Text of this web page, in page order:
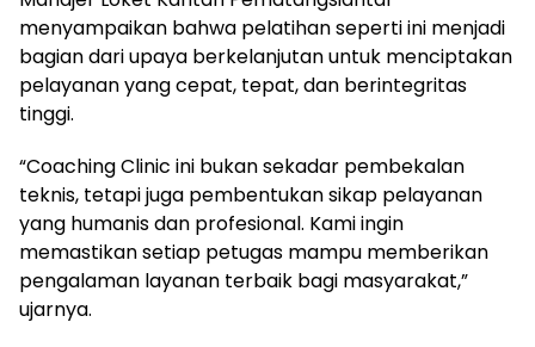
menyampaikan bahwa pelatihan seperti ini menjadi
bagian dari upaya berkelanjutan untuk menciptakan
pelayanan yang cepat, tepat, dan berintegritas
tinggi.
“Coaching Clinic ini bukan sekadar pembekalan
teknis, tetapi juga pembentukan sikap pelayanan
yang humanis dan profesional. Kami ingin
memastikan setiap petugas mampu memberikan
pengalaman layanan terbaik bagi masyarakat,”
ujarnya.